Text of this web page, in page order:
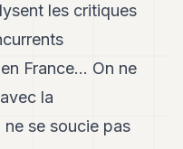
les critiques
France… On ne
la
se soucie pas